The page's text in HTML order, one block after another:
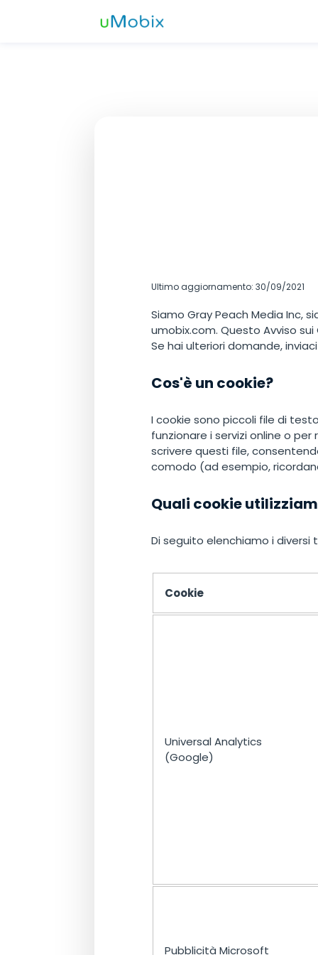
Ultimo aggiornamento: 30/09/2021
Siamo Gray Peach Media Inc,
umobix.com. Questo Avviso
Se hai ulteriori domande,
Cos'è un cookie?
I cookie sono piccoli file di
funzionare i servizi online o
scrivere questi file,
comodo (ad esempio,
Quali cookie
Di seguito elenchiamo i
Cookie
Universal Analytics
(Google)
Pubblicità Microsoft